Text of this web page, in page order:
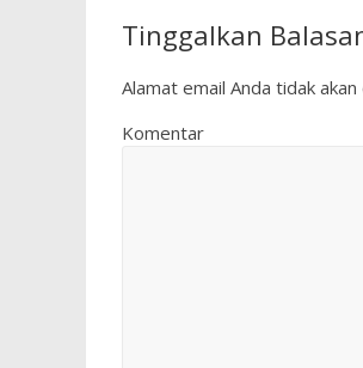
Tinggalkan
Alamat email Anda tidak akan
Komentar